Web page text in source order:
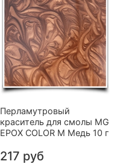
Перламутровый
краситель для смолы MG
EPOX COLOR M Медь 10 г
217 руб